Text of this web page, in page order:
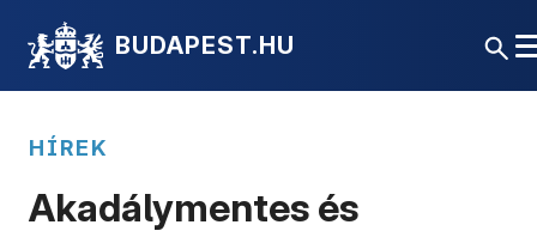
BUDAPEST.HU
HÍREK
Akadálymentes és